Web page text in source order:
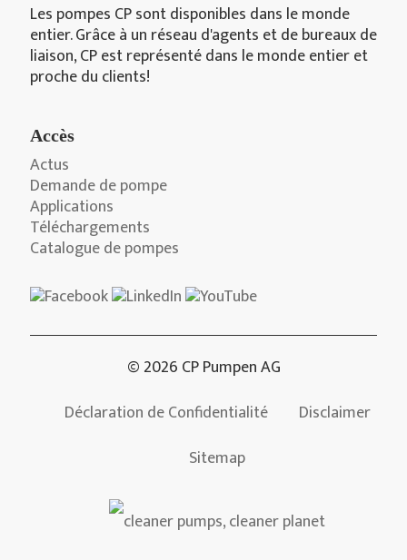
Les pompes CP sont disponibles dans le monde
entier. Grâce à un réseau d'agents et de bureaux de
liaison, CP est représenté dans le monde entier et
proche du clients!
Accès
Actus
Demande de pompe
Applications
Téléchargements
Catalogue de pompes
© 2026 CP Pumpen AG
Déclaration de Confidentialité
Disclaimer
Sitemap